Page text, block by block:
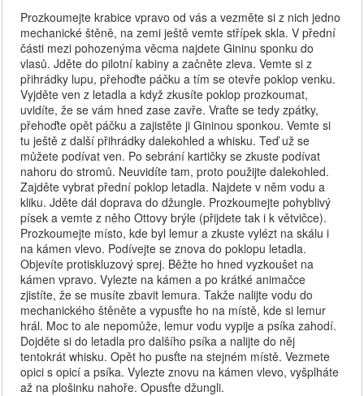
Prozkoumejte krabice vpravo od vás a vezměte si z nich jedno
mechanické štěně, na zemi ještě vemte střípek skla. V přední
části mezi pohozenýma věcma najdete Gininu sponku do
vlasů. Jděte do pilotní kabiny a začněte zleva. Vemte si z
přihrádky lupu, přehoďte páčku a tím se otevře poklop venku.
Vyjděte ven z letadla a když zkusíte poklop prozkoumat,
uvidíte, že se vám hned zase zavře. Vraťte se tedy zpátky,
přehoďte opět páčku a zajistěte ji Gininou sponkou. Vemte si
tu ještě z další přihrádky dalekohled a whisku. Teď už se
můžete podívat ven. Po sebrání kartičky se zkuste podívat
nahoru do stromů. Neuvidíte tam, proto použijte dalekohled.
Zajděte vybrat přední poklop letadla. Najdete v něm vodu a
kliku. Jděte dál doprava do džungle. Prozkoumejte pohyblivý
písek a vemte z něho Ottovy brýle (přijdete tak i k větvičce).
Prozkoumejte místo, kde byl lemur a zkuste vylézt na skálu i
na kámen vlevo. Podívejte se znova do poklopu letadla.
Objevíte protiskluzový sprej. Běžte ho hned vyzkoušet na
kámen vpravo. Vylezte na kámen a po krátké animačce
zjistíte, že se musíte zbavit lemura. Takže nalijte vodu do
mechanického štěněte a vypusťte ho na místě, kde si lemur
hrál. Moc to ale nepomůže, lemur vodu vypije a psíka zahodí.
Dojděte si do letadla pro dalšího psíka a nalijte do něj
tentokrát whisku. Opět ho pusťte na stejném místě. Vezmete
opici s opicí a psíka. Vylezte znovu na kámen vlevo, vyšplháte
až na plošinku nahoře. Opusťte džungli.